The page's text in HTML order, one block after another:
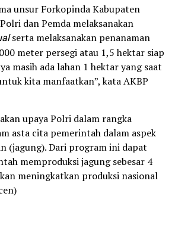
unsur Forkopinda Kabupaten
dan Pemda melaksanakan
serta melaksanakan penanaman
meter persegi atau 1,5 hektar siap
masih ada lahan 1 hektar yang saat
kita manfaatkan”, kata AKBP
upaya Polri dalam rangka
asta cita pemerintah dalam aspek
(jagung). Dari program ini dapat
memproduksi jagung sebesar 4
meningkatkan produksi nasional